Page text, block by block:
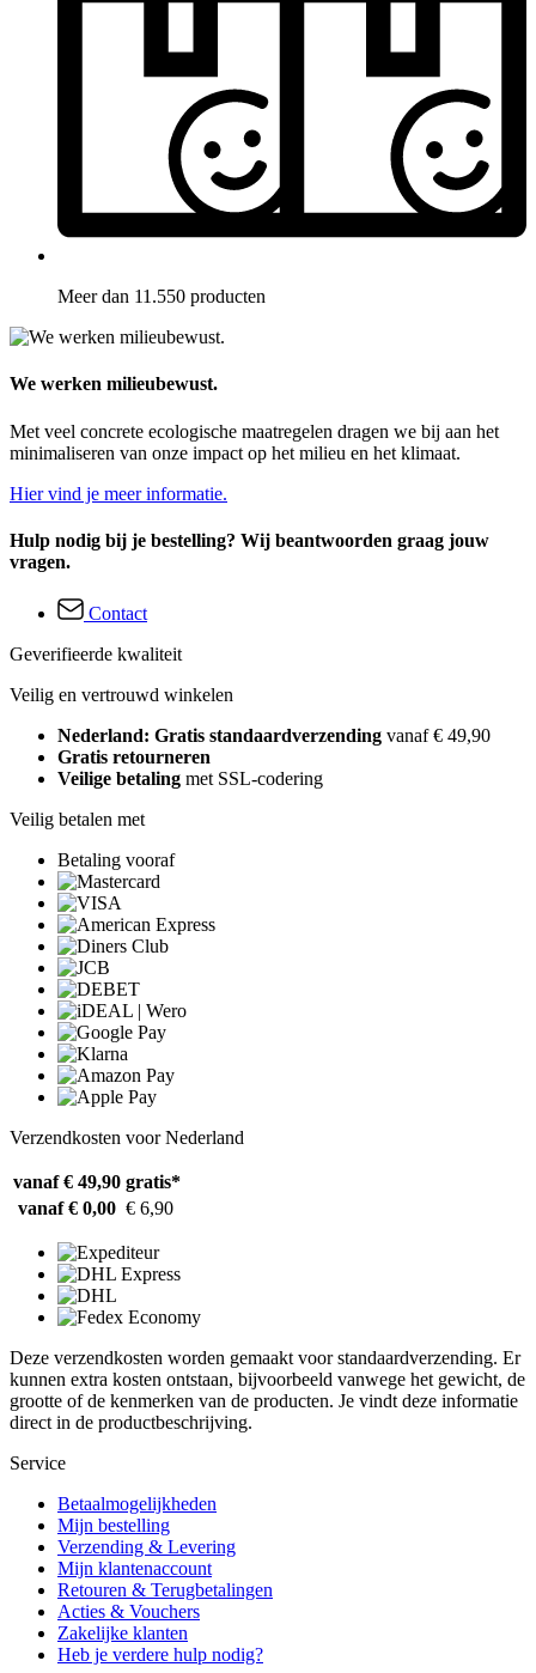
Meer dan 11.550 producten
We werken milieubewust.
Met veel concrete ecologische maatregelen dragen we bij aan het
minimaliseren van onze impact op het milieu en het klimaat.
Hier vind je meer informatie.
Hulp nodig bij je bestelling? Wij beantwoorden graag jouw
vragen.
Contact
Geverifieerde kwaliteit
Veilig en vertrouwd winkelen
Nederland: Gratis standaardverzending vanaf € 49,90
Gratis retourneren
Veilige betaling met SSL-codering
Veilig betalen met
Betaling vooraf
Verzendkosten voor Nederland
vanaf € 49,90 gratis*
vanaf € 0,00 € 6,90
Deze verzendkosten worden gemaakt voor standaardverzending. Er
kunnen extra kosten ontstaan, bijvoorbeeld vanwege het gewicht, de
grootte of de kenmerken van de producten. Je vindt deze informatie
direct in de productbeschrijving.
Service
Betaalmogelijkheden
Mijn bestelling
Verzending & Levering
Mijn klantenaccount
Retouren & Terugbetalingen
Acties & Vouchers
Zakelijke klanten
Heb je verdere hulp nodig?